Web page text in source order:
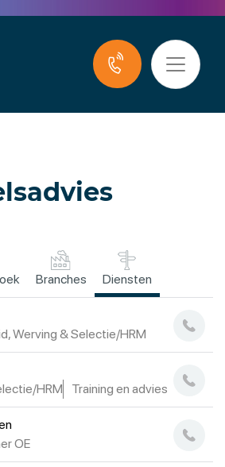
Branches Diensten
Werving & Selectie/HRM
HRM
Training en advies
OE